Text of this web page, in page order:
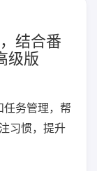
结合番
级版
任务管理，帮
习惯，提升